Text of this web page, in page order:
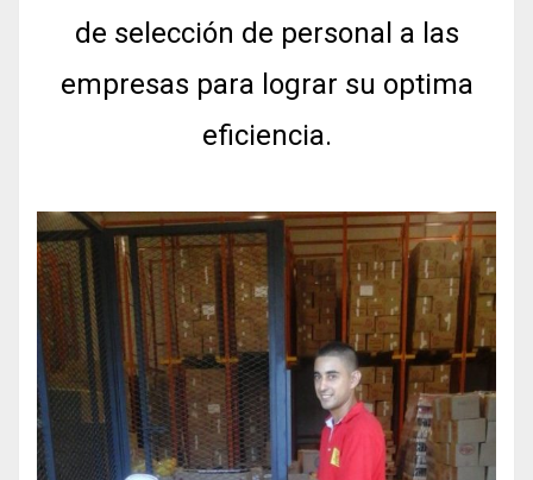
de selección de personal a las
empresas para lograr su optima
eficiencia.